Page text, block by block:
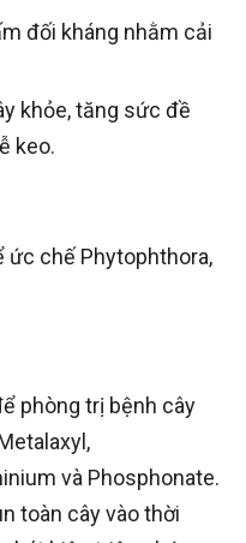
đối kháng nhằm cải
khỏe, tăng sức đề
keo.
ức chế Phytophthora,
phòng trị bệnh cây
và Phosphonate.
toàn cây vào thời